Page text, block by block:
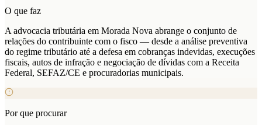
O que faz
A advocacia tributária em Morada Nova abrange o conjunto de
relações do contribuinte com o fisco — desde a análise preventiva
do regime tributário até a defesa em cobranças indevidas, execuções
fiscais, autos de infração e negociação de dívidas com a Receita
Federal, SEFAZ/CE e procuradorias municipais.
Por que procurar